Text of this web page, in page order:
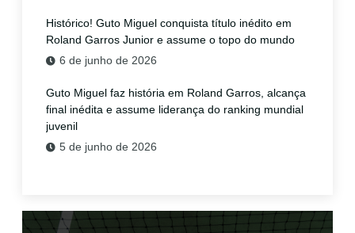
Histórico! Guto Miguel conquista título inédito em
Roland Garros Junior e assume o topo do mundo
6 de junho de 2026
Guto Miguel faz história em Roland Garros, alcança
final inédita e assume liderança do ranking mundial
juvenil
5 de junho de 2026